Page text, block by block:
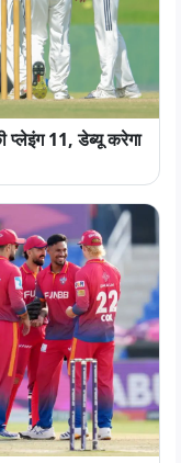
प्लेइंग 11, डेब्यू करेगा